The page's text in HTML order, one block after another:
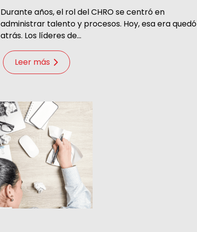
Durante años, el rol del CHRO se centró en
administrar talento y procesos. Hoy, esa era quedó
atrás. Los líderes de...
Leer más